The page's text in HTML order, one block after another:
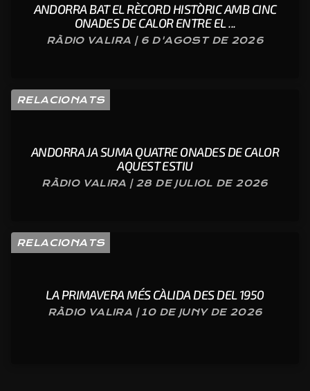
ANDORRA BAT EL RÈCORD HISTÒRIC AMB CINC
ONADES DE CALOR ENTRE EL ...
RÀDIO VALIRA | 6 D'AGOST DE 2026
RELACIONATS
ANDORRA JA SUMA QUATRE ONADES DE CALOR
AQUEST ESTIU
RÀDIO VALIRA | 28 DE JULIOL DE 2026
RELACIONATS
LA PRIMAVERA MÉS CÀLIDA DES DEL 1950
RÀDIO VALIRA | 10 DE JUNY DE 2026